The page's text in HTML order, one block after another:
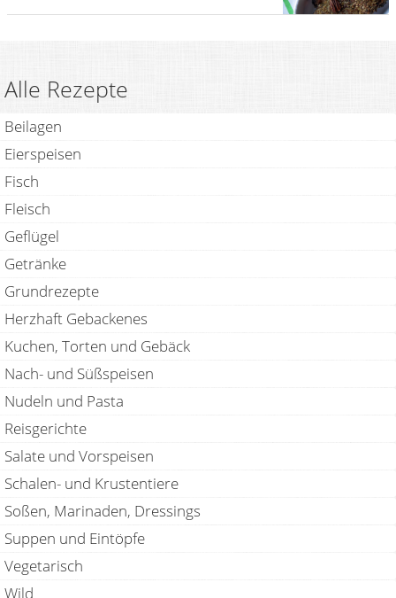
Alle Rezepte
Beilagen
Eierspeisen
Fisch
Fleisch
Geflügel
Getränke
Grundrezepte
Herzhaft Gebackenes
Kuchen, Torten und Gebäck
Nach- und Süßspeisen
Nudeln und Pasta
Reisgerichte
Salate und Vorspeisen
Schalen- und Krustentiere
Soßen, Marinaden, Dressings
Suppen und Eintöpfe
Vegetarisch
Wild